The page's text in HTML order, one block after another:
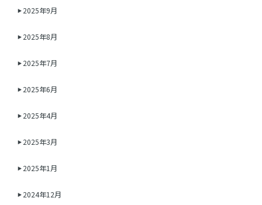
2025年9月
2025年8月
2025年7月
2025年6月
2025年4月
2025年3月
2025年1月
2024年12月